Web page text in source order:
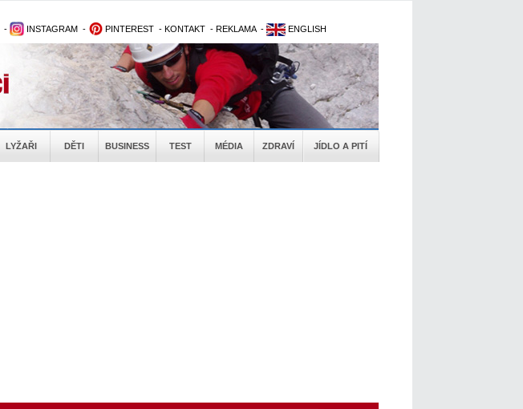
- INSTAGRAM - PINTEREST - KONTAKT - REKLAMA - ENGLISH
LYŽAŘI DĚTI BUSINESS TEST MÉDIA ZDRAVÍ JÍDLO A PITÍ